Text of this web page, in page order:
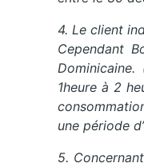
4. Le client
Cependant
1heure à 2
une période
5.